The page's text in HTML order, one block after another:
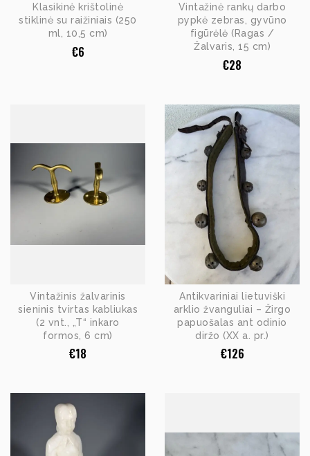
Klasikinė krištolinė
stiklinė su raižiniais (250
ml, 10,5 cm)
€6
Vintažinė rankų darbo
pypkė zebras, gyvūno
figūrėlė (Ragas /
Žalvaris, 15 cm)
€28
Vintažinis žalvarinis
sieninis tvirtas kabliukas
(2 vnt., „T“ inkaro
formos, 6 cm)
€18
Antikvariniai lietuviški
arklio žvanguliai – Žirgo
papuošalas ant odinio
diržo (XX a. pr.)
€126